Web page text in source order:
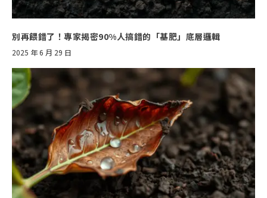
別再餵錯了！專家揭密90%人搞錯的「基肥」底層邏輯
2025 年 6 月 29 日